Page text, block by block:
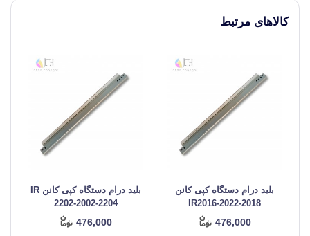
کالاهای مرتبط
بلید درام دستگاه کپی کانن
IR2016-2022-2018
476,000
بلید درام دستگاه کپی کانن IR
2202-2002-2204
476,000